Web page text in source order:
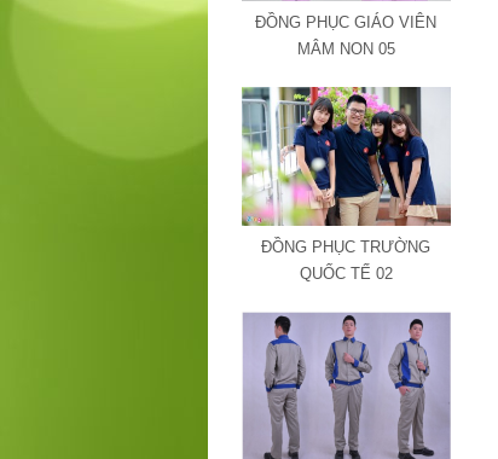
ĐỒNG PHỤC GIÁO VIÊN
MÂM NON 05
ĐỒNG PHỤC TRƯỜNG
QUỐC TẾ 02